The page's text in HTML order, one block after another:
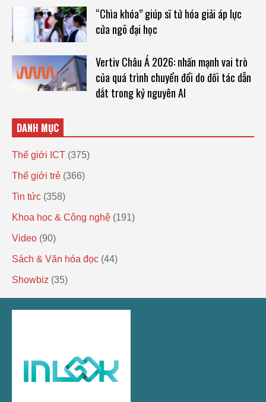
“Chìa khóa” giúp sĩ tử hóa giải áp lực
cửa ngõ đại học
Vertiv Châu Á 2026: nhấn mạnh vai trò
của quá trình chuyển đổi do đối tác dẫn
dắt trong kỷ nguyên AI
DANH MỤC
Thế giới ICT (375)
Thế giới trẻ (366)
Tin tức (358)
Khoa học & Công nghệ (191)
Video (90)
Sách & Văn hóa đọc (44)
Showbiz (35)